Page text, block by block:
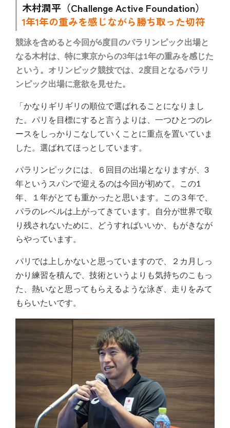
木村潤平（Challenge Active Foundation）
1年1年の重みを感じながら勝ち取った切符
競泳を含めると今回が6度目のパラリンピック出場と
なる木村は、特に東京からの3年は1年の重みを感じた
という。オリンピック競技では、2度目となるパラリ
ンピック出場に意欲を見せた。
「かなりギリギリの順位で選ばれることになりまし
た。パリを目標にすると言うよりは、一つひとつのレ
ースをしっかりこなしていくことに重点を置いていま
した。選ばれてほっとしています。
パラリンピックには、６回目の出場となりますが、3
年というスパンで迎えるのは今回が初めて。この1
年、１年がとても重かったと思います。この３年で、
パラのレベルは上がってきています。自分が世界で取
り残されないために、どうすればいいか、もがきなが
らやっています。
パリでは上しかないと思っていますので、２カ月しっ
かり練習を積んで、技術というよりも気持ちのこもっ
た、熱いなと思ってもらえるような泳ぎ、走りをみて
もらいたいです。